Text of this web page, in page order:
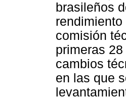
brasileños
comisión
primeras
cambios
en las que